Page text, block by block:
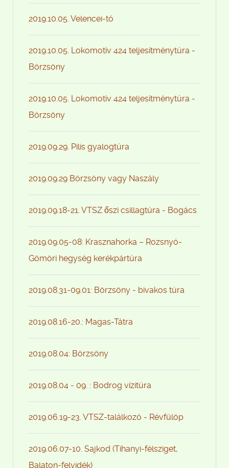
2019.10.05. Velencei-tó
2019.10.05. Lokomotív 424 teljesítménytúra -
Börzsöny
2019.10.05. Lokomotív 424 teljesítménytúra -
Börzsöny
2019.09.29. Pilis gyalogtúra
2019.09.29 Börzsöny vagy Naszály
2019.09.18-21. VTSZ őszi csillagtúra - Bogács
2019.09.05-08: Krasznahorka – Rozsnyó-
Gömöri hegység kerékpártúra
2019.08.31-09.01: Börzsöny - bivakos túra
2019.08.16-20.: Magas-Tátra
2019.08.04: Börzsöny
2019.08.04 - 09. : Bodrog vízitúra
2019.06.19-23. VTSZ-találkozó - Révfülöp
2019.06.07-10. Sajkod (Tihanyi-félsziget,
Balaton-felvidék)